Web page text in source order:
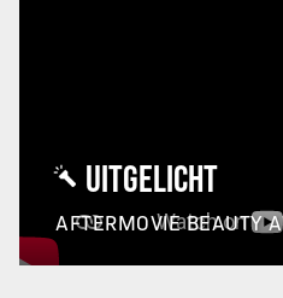
UITGELICHT
AFTERMOVIE BEAUTY